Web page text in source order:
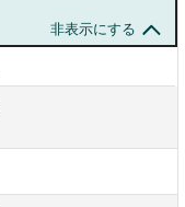
非表示にする